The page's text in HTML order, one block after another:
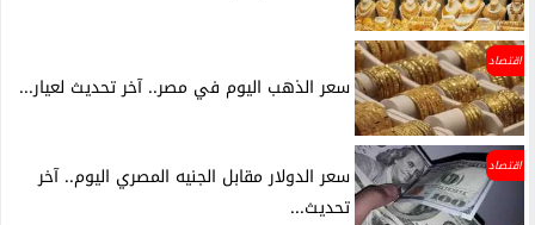
اقتصاد
سعر الذهب اليوم في مصر.. آخر تحديث لعيار...
اقتصاد
سعر الدولار مقابل الجنيه المصري اليوم.. آخر
تحديث...